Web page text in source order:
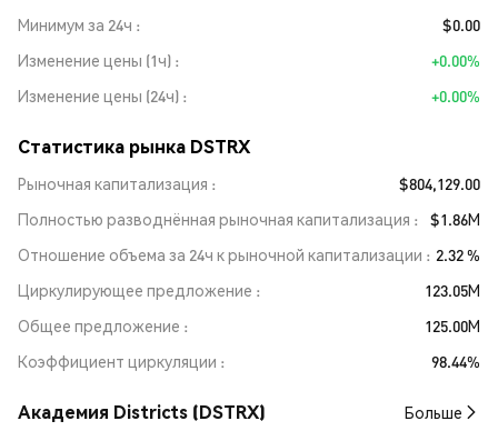
Минимум за 24ч
$0.00
Изменение цены (1ч)
+0.00%
Изменение цены (24ч)
+0.00%
Статистика рынка DSTRX
Рыночная капитализация
$804,129.00
Полностью разводнённая рыночная капитализация
$1.86M
Отношение объема за 24ч к рыночной капитализации
2.32 %
Циркулирующее предложение
123.05M
Общее предложение
125.00M
Коэффициент циркуляции
98.44%
Академия Districts (DSTRX) Больше